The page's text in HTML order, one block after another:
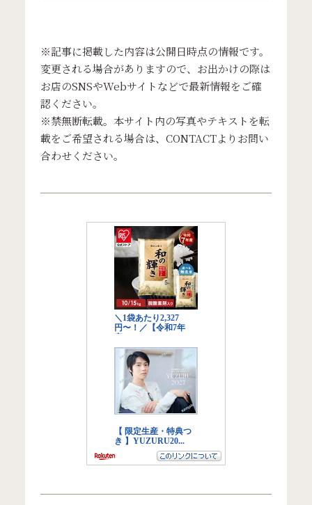
※記事に掲載した内容は公開日時点の情報です。
変更される場合がありますので、お出かけの際は
お店のSNSやWebサイトなどで最新情報をご確
認ください。
※禁無断転載。本サイト内の写真やテキストを転
載をご希望される場合は、CONTACTよりお問い
合わせください。